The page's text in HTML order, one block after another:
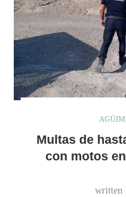
Multas de
con motos
written